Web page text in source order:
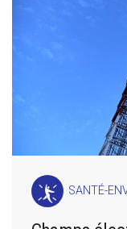
SANTÉ-